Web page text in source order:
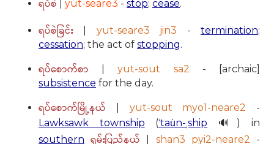
ရပ်စဲ yut-seare3 - stop; cease.
ရပ်စဲခြင်း yut-seare3 jin3 -termination;
cessation; the act of stopping.
ရပ်စောက်စာ |yut-sout sa2 - [archaic]
subsistence for the day.
ရပ်စောက်မြို့နယ် yut-sout myo1-neare2
-
Lawksawk township (ˈtau̇n-ˌship 🔊) in
southern ရှမ်းပြည်နယ် shan3 pyi2-neare2 -